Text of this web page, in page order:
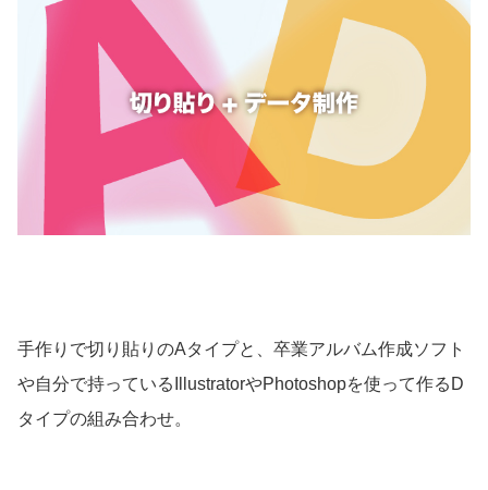
手作りで切り貼りのAタイプと、卒業アルバム作成ソフト
や自分で持っているIllustratorやPhotoshopを使って作るD
タイプの組み合わせ。